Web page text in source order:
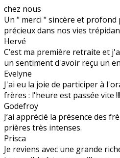
chez nous
Un " merci " sincère et profond
précieux dans nos vies
Hervé
C’est ma première retraite et
un sentiment d'avoir reçu un
Evelyne
J'ai eu la joie de participer à
frères : l'heure est passée vite !!!
Godefroy
J’ai apprécié la présence des
prières très intenses.
Prisca
Je reviens avec une grande